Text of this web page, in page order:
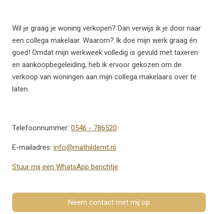
Wil je graag je woning verkopen? Dan verwijs ik je door naar
een collega makelaar. Waarom? Ik doe mijn werk graag én
goed! Omdat mijn werkweek volledig is gevuld met taxeren
en aankoopbegeleiding, heb ik ervoor gekozen om de
verkoop van woningen aan mijn collega makelaars over te
laten.
Telefoonnummer: 0546 - 786520
E-mailadres: info@mathildemt.nl
Stuur mij een WhatsApp berichtje
Neem contact met mij op